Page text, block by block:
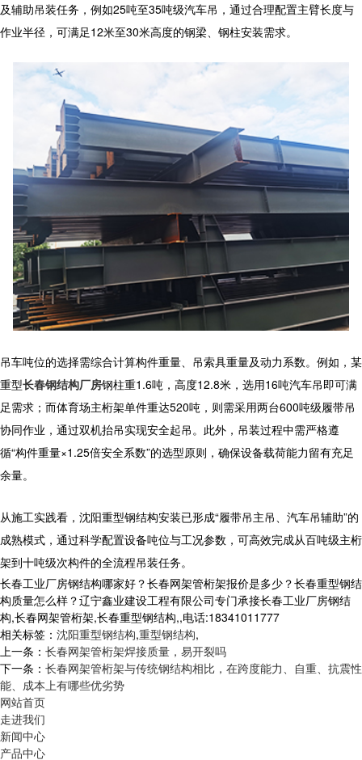
及辅助吊装任务，例如25吨至35吨级汽车吊，通过合理配置主臂长度与
作业半径，可满足12米至30米高度的钢梁、钢柱安装需求。
吊车吨位的选择需综合计算构件重量、吊索具重量及动力系数。例如，某
重型长春钢结构厂房钢柱重1.6吨，高度12.8米，选用16吨汽车吊即可满
足需求；而体育场主桁架单件重达520吨，则需采用两台600吨级履带吊
协同作业，通过双机抬吊实现安全起吊。此外，吊装过程中需严格遵
循“构件重量×1.25倍安全系数”的选型原则，确保设备载荷能力留有充足
余量。
从施工实践看，沈阳重型钢结构安装已形成“履带吊主吊、汽车吊辅助”的
成熟模式，通过科学配置设备吨位与工况参数，可高效完成从百吨级主桁
架到十吨级次构件的全流程吊装任务。
长春工业厂房钢结构哪家好？长春网架管桁架报价是多少？长春重型钢结
构质量怎么样？辽宁鑫业建设工程有限公司专门承接长春工业厂房钢结
构,长春网架管桁架,长春重型钢结构,,电话:18341011777
相关标签： 沈阳重型钢结构,重型钢结构,
上一条： 长春网架管桁架焊接质量，易开裂吗
下一条： 长春网架管桁架与传统钢结构相比，在跨度能力、自重、抗震性
能、成本上有哪些优劣势
网站首页
走进我们
新闻中心
产品中心